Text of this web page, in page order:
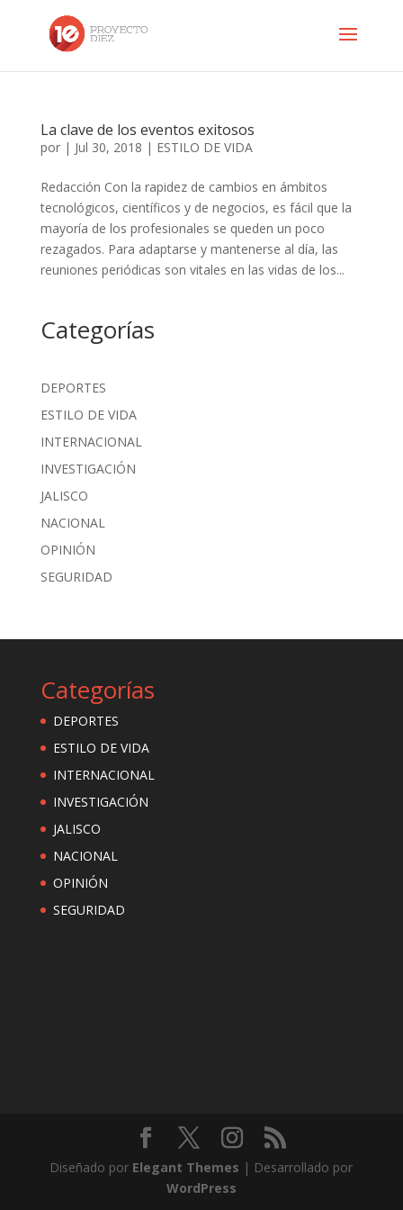
La clave de los eventos exitosos
por | Jul 30, 2018 | ESTILO DE VIDA
Redacción Con la rapidez de cambios en ámbitos
tecnológicos, científicos y de negocios, es fácil que la
mayoría de los profesionales se queden un poco
rezagados. Para adaptarse y mantenerse al día, las
reuniones periódicas son vitales en las vidas de los...
Categorías
DEPORTES
ESTILO DE VIDA
INTERNACIONAL
INVESTIGACIÓN
JALISCO
NACIONAL
OPINIÓN
SEGURIDAD
Categorías
DEPORTES
ESTILO DE VIDA
INTERNACIONAL
INVESTIGACIÓN
JALISCO
NACIONAL
OPINIÓN
SEGURIDAD
Diseñado por Elegant Themes | Desarrollado por
WordPress